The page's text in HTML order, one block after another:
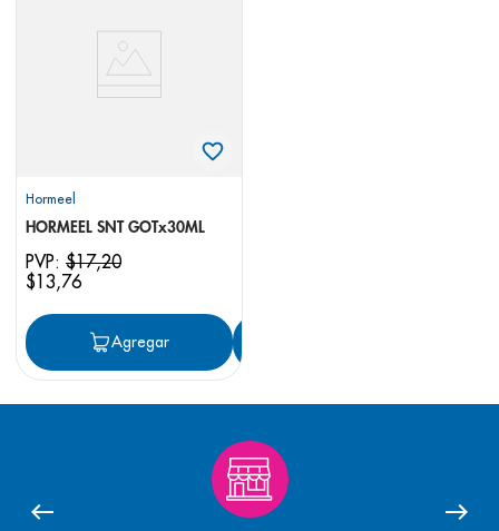
Hormeel
HORMEEL SNT GOTx30ML
PVP: $17,20
$13,76
Agregar
panolini
prueba embarazo